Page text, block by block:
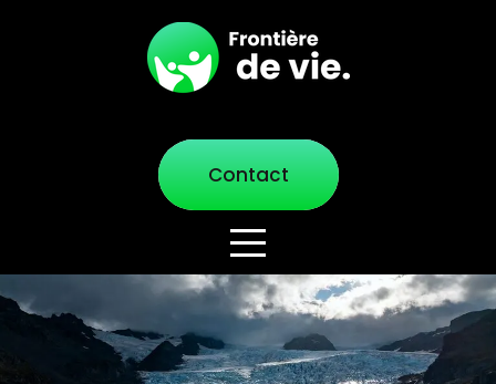
Contact